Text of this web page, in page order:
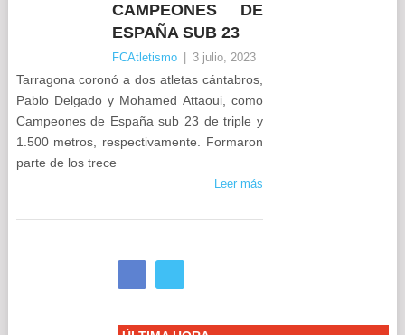
CAMPEONES DE
ESPAÑA SUB 23
FCAtletismo 3 julio, 2023
Tarragona coronó a dos atletas cántabros,
Pablo Delgado y Mohamed Attaoui, como
Campeones de España sub 23 de triple y
1.500 metros, respectivamente. Formaron
parte de los trece
Leer más
NAVEGACIÓN